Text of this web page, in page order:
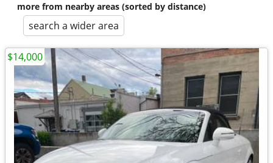
more from nearby areas (sorted by distance)
search a wider area
$14,000